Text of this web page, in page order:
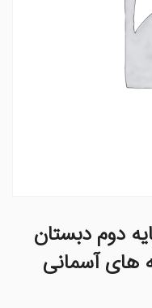
دوم دبستان
های آسمانی